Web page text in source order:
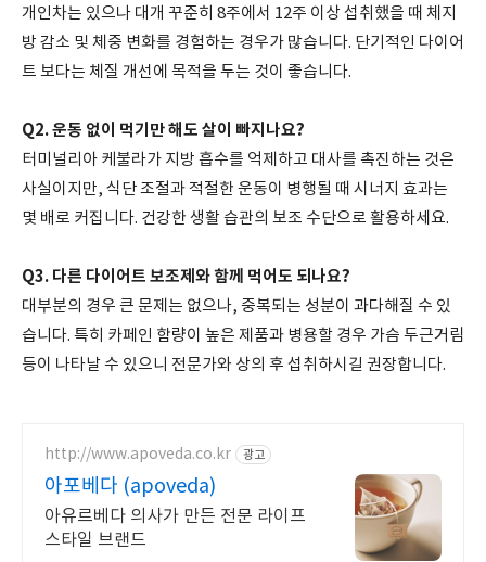
개인차는 있으나 대개 꾸준히 8주에서 12주 이상 섭취했을 때 체지
방 감소 및 체중 변화를 경험하는 경우가 많습니다. 단기적인 다이어
트 보다는 체질 개선에 목적을 두는 것이 좋습니다.
Q2. 운동 없이 먹기만 해도 살이 빠지나요?
터미널리아 케불라가 지방 흡수를 억제하고 대사를 촉진하는 것은
사실이지만, 식단 조절과 적절한 운동이 병행될 때 시너지 효과는
몇 배로 커집니다. 건강한 생활 습관의 보조 수단으로 활용하세요.
Q3. 다른 다이어트 보조제와 함께 먹어도 되나요?
대부분의 경우 큰 문제는 없으나, 중복되는 성분이 과다해질 수 있
습니다. 특히 카페인 함량이 높은 제품과 병용할 경우 가슴 두근거림
등이 나타날 수 있으니 전문가와 상의 후 섭취하시길 권장합니다.
http://www.apoveda.co.kr 광고
아포베다 (apoveda)
아유르베다 의사가 만든 전문 라이프
스타일 브랜드